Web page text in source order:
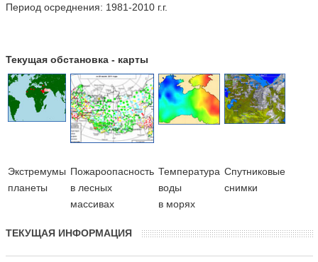
Период осреднения: 1981-2010 г.г.
Текущая обстановка - карты
Экстремумы
планеты
Пожароопасность
в лесных
массивах
Температура
воды
в морях
Cпутниковые
снимки
ТЕКУЩАЯ ИНФОРМАЦИЯ